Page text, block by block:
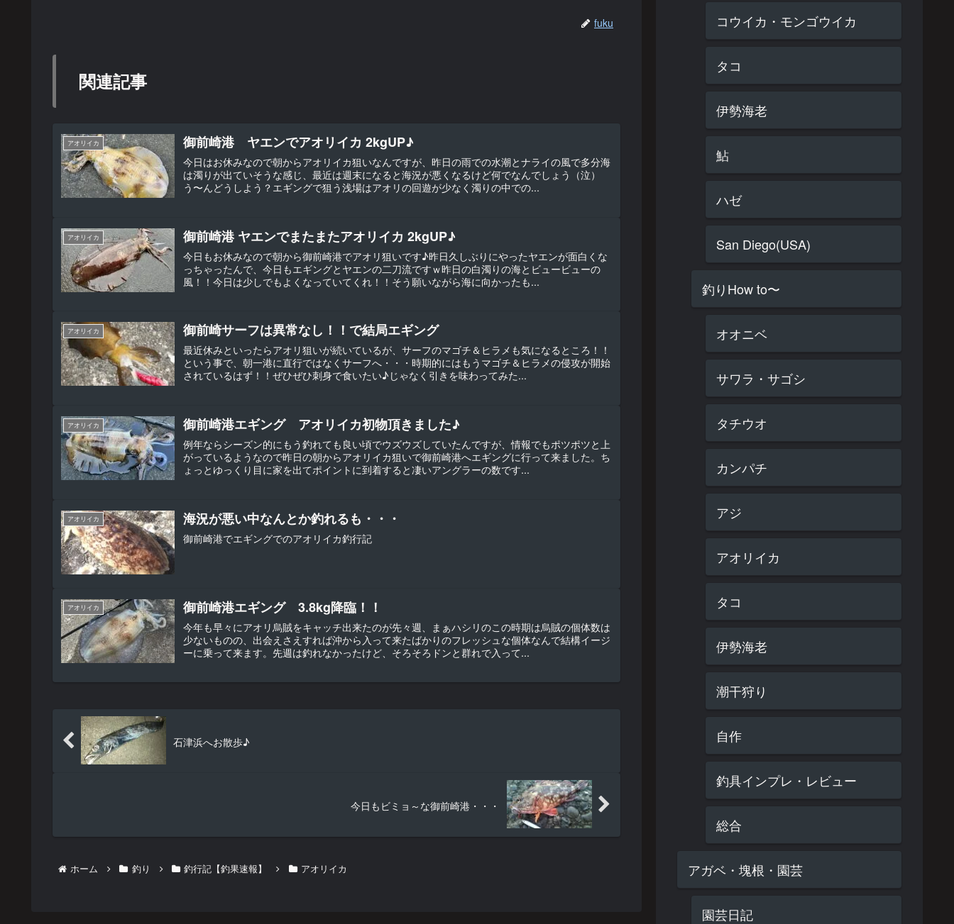
fuku
関連記事
アオリイカ 御前崎港 ヤエンでアオリイカ 2kgUP♪
今日はお休みなので朝からアオリイカ狙いなんですが、昨日の雨での水潮とナライの風で多分海
は濁りが出ていそうな感じ、最近は週末になると海況が悪くなるけど何でなんでしょう（泣）
う〜んどうしよう？エギングで狙う浅場はアオリの回遊が少なく濁りの中での...
アオリイカ 御前崎港 ヤエンでまたまたアオリイカ 2kgUP♪
今日もお休みなので朝から御前崎港でアオリ狙いです♪昨日久しぶりにやったヤエンが面白くな
っちゃったんで、今日もエギングとヤエンの二刀流ですｗ昨日の白濁りの海とビュービューの
風！！今日は少しでもよくなっていてくれ！！そう願いながら海に向かったも...
アオリイカ 御前崎サーフは異常なし！！で結局エギング
最近休みといったらアオリ狙いが続いているが、サーフのマゴチ＆ヒラメも気になるところ！！
という事で、朝一港に直行ではなくサーフへ・・・時期的にはもうマゴチ＆ヒラメの侵攻が開始
されているはず！！ぜひぜひ刺身で食いたい♪じゃなく引きを味わってみた...
アオリイカ 御前崎港エギング アオリイカ初物頂きました♪
例年ならシーズン的にもう釣れても良い頃でウズウズしていたんですが、情報でもポツポツと上
がっているようなので昨日の朝からアオリイカ狙いで御前崎港へエギングに行って来ました。ち
ょっとゆっくり目に家を出てポイントに到着すると凄いアングラーの数です...
アオリイカ 海況が悪い中なんとか釣れるも・・・
御前崎港でエギングでのアオリイカ釣行記
アオリイカ 御前崎港エギング 3.8kg降臨！！
今年も早々にアオリ烏賊をキャッチ出来たのが先々週、まぁハシリのこの時期は烏賊の個体数は
少ないものの、出会えさえすれば沖から入って来たばかりのフレッシュな個体なんで結構イージ
ーに乗って来ます。先週は釣れなかったけど、そろそろドンと群れで入って...
石津浜へお散歩♪
今日もビミョ～な御前崎港・・・
ホーム 釣り 釣行記【釣果速報】 アオリイカ
コウイカ・モンゴウイカ
タコ
伊勢海老
鮎
ハゼ
San Diego(USA)
釣りHow to〜
オオニベ
サワラ・サゴシ
タチウオ
カンパチ
アジ
アオリイカ
タコ
伊勢海老
潮干狩り
自作
釣具インプレ・レビュー
総合
アガベ・塊根・園芸
園芸日記